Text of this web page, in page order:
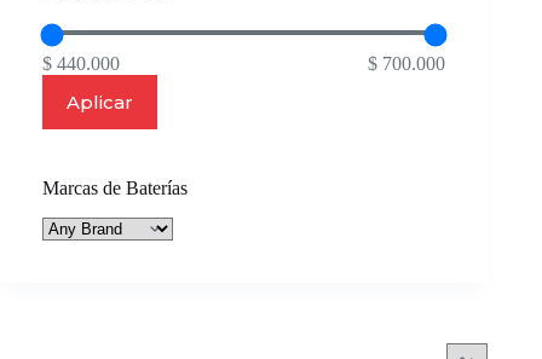
$ 440.000 $ 700.000
Aplicar
Marcas de Baterías